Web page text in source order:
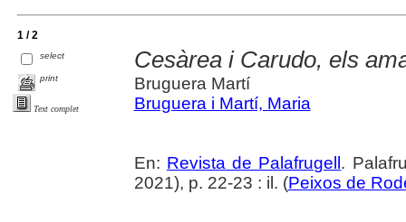
1 / 2
select
print
Text complet
Cesàrea i Carudo, els
Bruguera Martí
Bruguera i Martí, Maria
En: Revista de Palafrugell .
2021), p. 22-23 : il. (Peixos de